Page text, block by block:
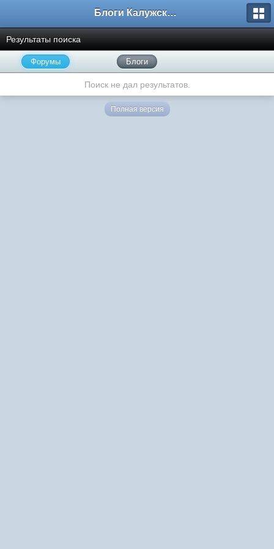
Блоги Калужского перекрестка
Результаты поиска
Форумы Блоги
Поиск не дал результатов.
Полная версия